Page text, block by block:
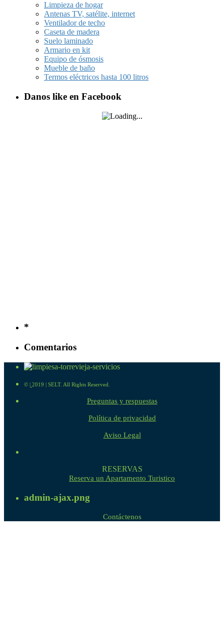
Limpieza de hogar
Antenas TV, satélite, internet
Ventilador de techo
Caseta de madera
Suelo laminado
Armario en kit
Equipo de ósmosis
Mueble de baño
Termos eléctricos hasta 100 litros
Danos like en Facebook
*
Comentarios
© 2019 | SELT. All Rights Reserved.
Preguntas y respuestas
Política de privacidad
Aviso Legal
RESERVAS
Reserva un Apartamento Turistico
admin-ajax.png
Contáctenos